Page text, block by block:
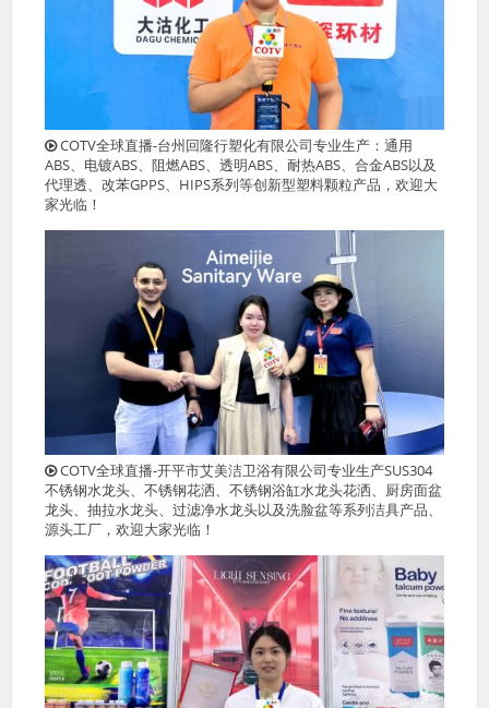
COTV全球直播-台州回隆行塑化有限公司专业生产：通用
ABS、电镀ABS、阻燃ABS、透明ABS、耐热ABS、合金ABS以及
代理透、改苯GPPS、HIPS系列等创新型塑料颗粒产品，欢迎大
家光临！
COTV全球直播-开平市艾美洁卫浴有限公司专业生产SUS304
不锈钢水龙头、不锈钢花洒、不锈钢浴缸水龙头花洒、厨房面盆
龙头、抽拉水龙头、过滤净水龙头以及洗脸盆等系列洁具产品、
源头工厂，欢迎大家光临！